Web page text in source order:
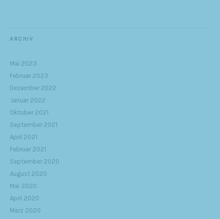
ARCHIV
Mai 2023
Februar 2023
Dezember 2022
Januar 2022
Oktober 2021
September 2021
April 2021
Februar 2021
September 2020
August 2020
Mai 2020
April 2020
März 2020